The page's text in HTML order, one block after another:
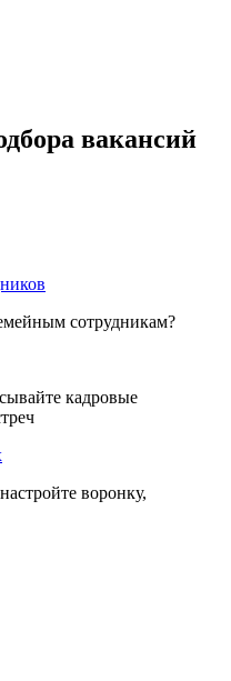
вакансий
сотрудникам?
кадровые
воронку,